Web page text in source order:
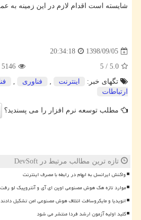
شایسته است اقدام لازم در این زمینه به
1398/09/05
20:34:18
5.0
/
5
5146
تگهای خبر:
اینترنت , فناوری ,
ارتباطات
مطلب توسعه نرم افزار را می پسندید؟
تازه ترین مطالب مرتبط در DevSoft
واکنش ایرانسل به ابهام در رابطه با مصرف اینترنت
موارد تازه هک هوش مصنوعی اوپن ای آی و آنتروپیک لو رفت
انویدیا و مایکروسافت ائتلاف هوش مصنوعی امن تشکیل دادند
کلید اولیه آزمون ارشد فردا منتشر می شود